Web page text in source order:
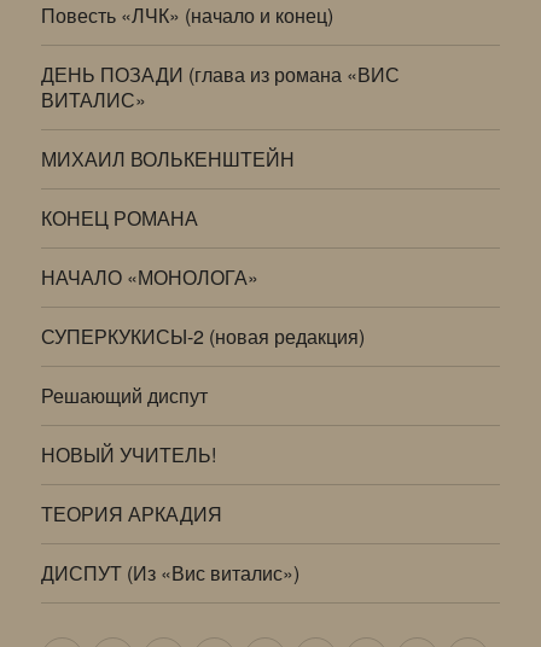
Повесть «ЛЧК» (начало и конец)
ДЕНЬ ПОЗАДИ (глава из романа «ВИС
ВИТАЛИС»
МИХАИЛ ВОЛЬКЕНШТЕЙН
КОНЕЦ РОМАНА
НАЧАЛО «МОНОЛОГА»
СУПЕРКУКИСЫ-2 (новая редакция)
Решающий диспут
НОВЫЙ УЧИТЕЛЬ!
ТЕОРИЯ АРКАДИЯ
ДИСПУТ (Из «Вис виталис»)